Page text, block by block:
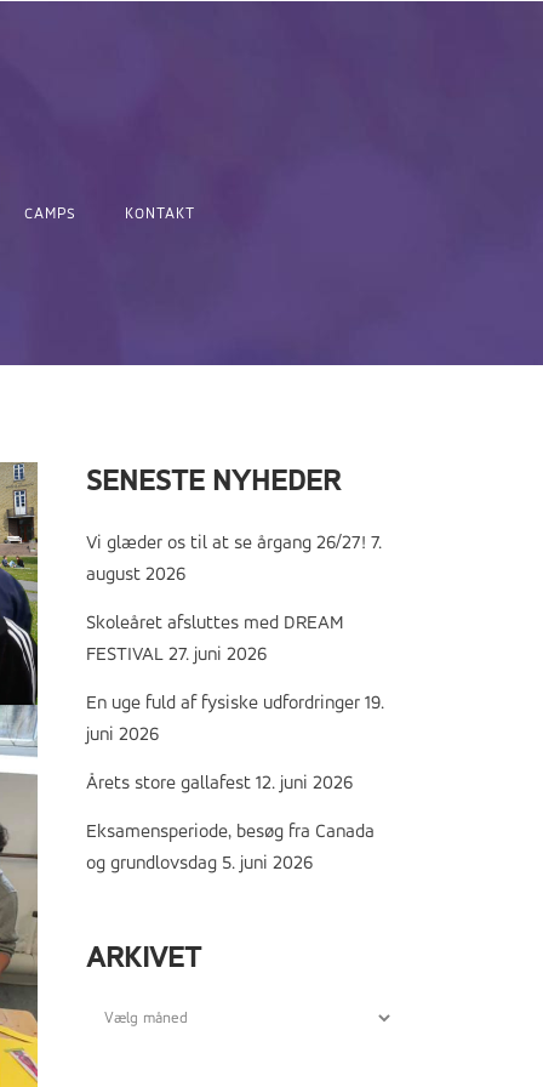
CAMPS KONTAKT
SENESTE NYHEDER
Vi glæder os til at se årgang 26/27! 7.
august 2026
Skoleåret afsluttes med DREAM
FESTIVAL 27. juni 2026
En uge fuld af fysiske udfordringer 19.
juni 2026
Årets store gallafest 12. juni 2026
Eksamensperiode, besøg fra Canada
og grundlovsdag 5. juni 2026
ARKIVET
Arkivet